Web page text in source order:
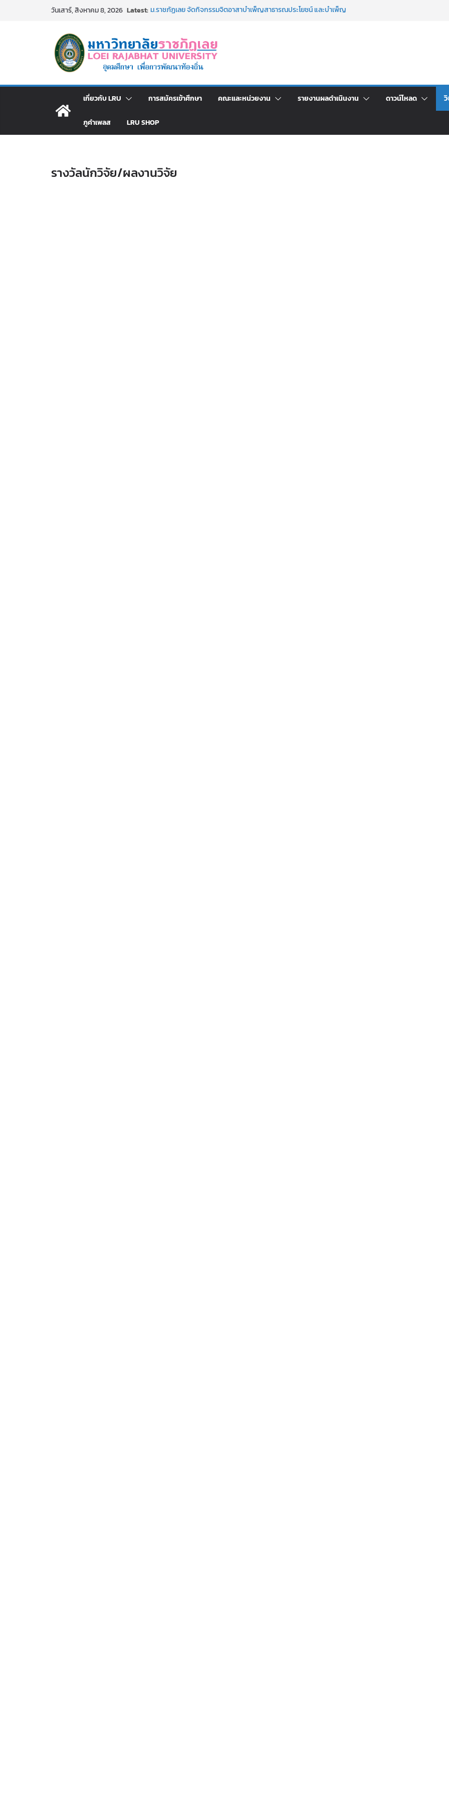
วันเสาร์, สิงหาคม 8, 2026 Latest:ม.ราชภัฏเลย จัดกิจกรรมจิตอาสาบำเพ็ญสาธารณประโยชน์ และบำเพ็ญ
มหาวิทยาลัยราชภัฏเลย ด้วยเงินนอกงบประมาณ ประเภทเงินรายได้
ม.ราชภัฏเลย จัดมหกรรมวิชาการ เปิดบ้าน LRU ครั้งที่ 4 เปิดให้นักเรียน
มัธยมปลายค้นหาสาขาวิชาในฝัน สู่อนาคตที่ใช่
อธิการบดี มรภ.เลย ร่วมประชุมชี้แจงกับคณะอนุกรรมาธิการ ประจำ
ประกาศผู้ชนะการเสนอราคา จ้างทำปกปริญญาบัตร จำนวน ๑,๙๗๒ ชุด
โดยวิธีเฉพาะเจาะจง
เกี่ยวกับ LRU การสมัครเข้าศึกษา คณะและหน่วยงาน รายงานผลดำเนินงาน ดาวน์โหลด
ภูคำเพลส LRU SHOP
รางวัลนักวิจัย/ผลงานวิจัย